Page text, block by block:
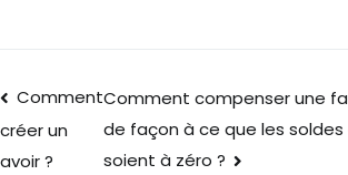
Comment
créer un
avoir ?
Comment compenser une
de façon à ce que les
soient à zéro ?